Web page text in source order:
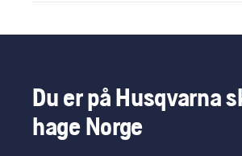
Du er på Husqvarna
hage Norge